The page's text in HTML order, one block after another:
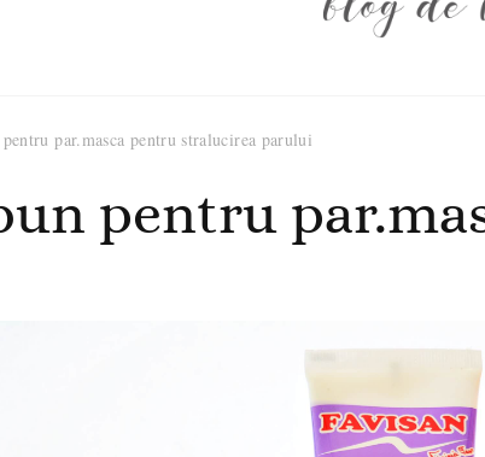
par.masca pentru stralucirea parului
pentru